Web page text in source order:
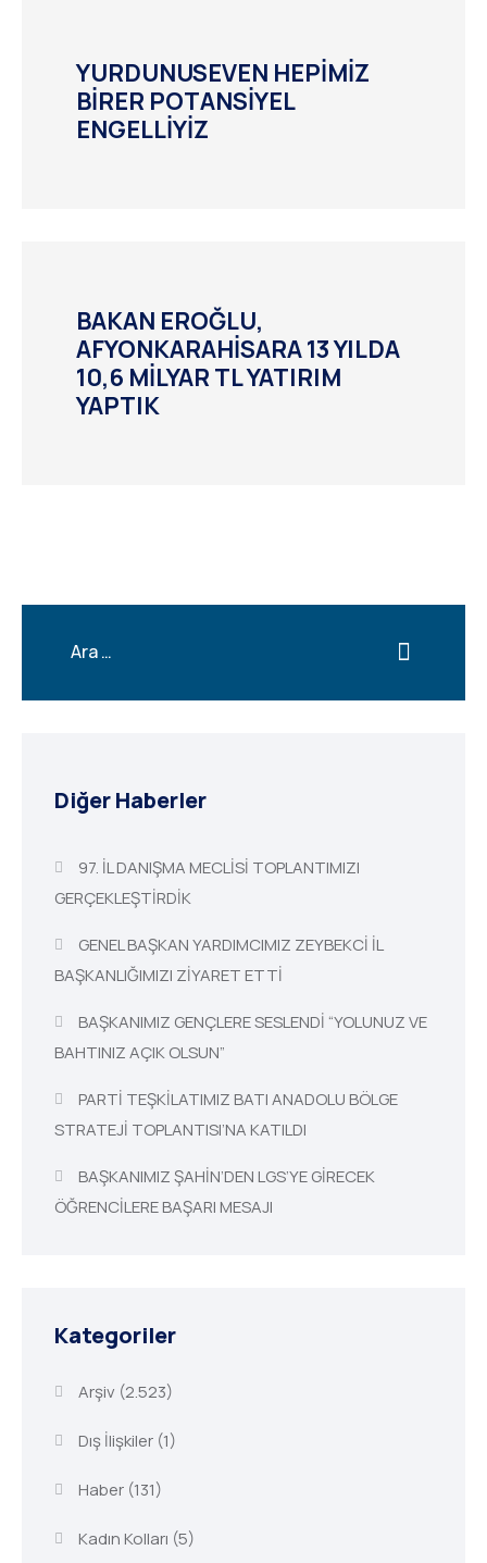
YURDUNUSEVEN HEPİMİZ
BİRER POTANSİYEL
ENGELLİYİZ
BAKAN EROĞLU,
AFYONKARAHİSARA 13 YILDA
10,6 MİLYAR TL YATIRIM
YAPTIK
Diğer Haberler
97. İL DANIŞMA MECLİSİ TOPLANTIMIZI
GERÇEKLEŞTİRDİK
GENEL BAŞKAN YARDIMCIMIZ ZEYBEKCİ İL
BAŞKANLIĞIMIZI ZİYARET ETTİ
BAŞKANIMIZ GENÇLERE SESLENDİ “YOLUNUZ VE
BAHTINIZ AÇIK OLSUN”
PARTİ TEŞKİLATIMIZ BATI ANADOLU BÖLGE
STRATEJİ TOPLANTISI’NA KATILDI
BAŞKANIMIZ ŞAHİN’DEN LGS’YE GİRECEK
ÖĞRENCİLERE BAŞARI MESAJI
Kategoriler
Arşiv (2.523)
Dış İlişkiler(1)
Haber(131)
Kadın Kolları (5)